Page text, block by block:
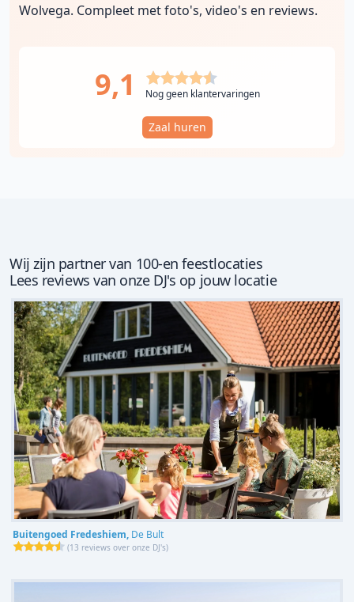
Wolvega. Compleet met foto's, video's en reviews.
9,1 Nog geen klantervaringen
Zaal huren
Wij zijn partner van 100-en feestlocaties
Lees reviews van onze DJ's op jouw locatie
Buitengoed Fredeshiem, De Bult
(13 reviews over onze DJ's)